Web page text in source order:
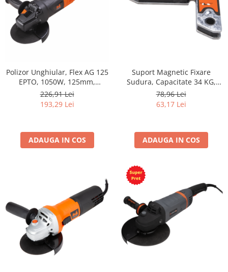
Polizor Unghiular, Flex AG 125
EPTO, 1050W, 125mm,
11000rpm
226,91 Lei
193,29 Lei
ADAUGA IN COS
Suport Magnetic Fixare
Sudura, Capacitate 34 KG,
Unghiuri Multiple 30-150
Grade, Otel Profesional
78,96 Lei
63,17 Lei
ADAUGA IN COS